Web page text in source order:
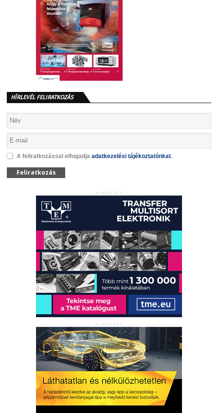
HÍRLEVÉL FELIRATKOZÁS
A feliratkozással elfogadja adatkezelési tájékoztatónkat.
Feliratkozás
HIRDETÉS
HIRDETÉS